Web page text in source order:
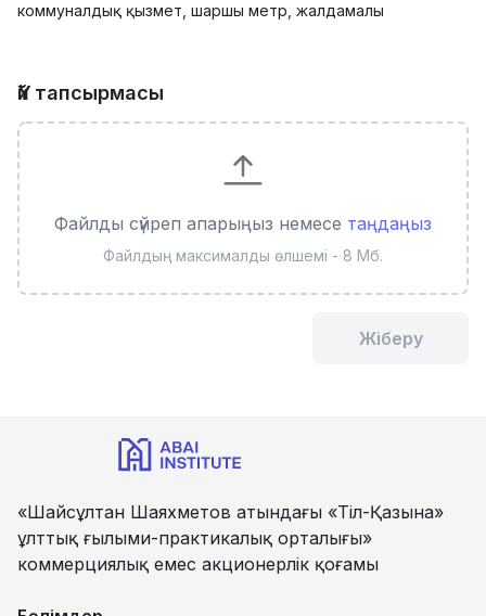
коммуналдық қызмет, шаршы метр, жалдамалы
Үй тапсырмасы
Файлды сүйреп апарыңыз немесе таңдаңыз
Файлдың максималды өлшемі - 8 Мб.
Жіберу
«Шайсұлтан Шаяхметов атындағы «Тіл-Қазына»
ұлттық ғылыми-практикалық орталығы»
коммерциялық емес акционерлік қоғамы